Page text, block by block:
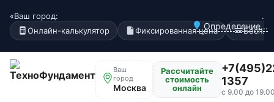
«Ваш город:
Определение...
.
Онлайн-калькулятор
Фиксированная цена
Ваш
город
Москва
Рассчитайте
стоимость
онлайн
1357
с 9.00 до